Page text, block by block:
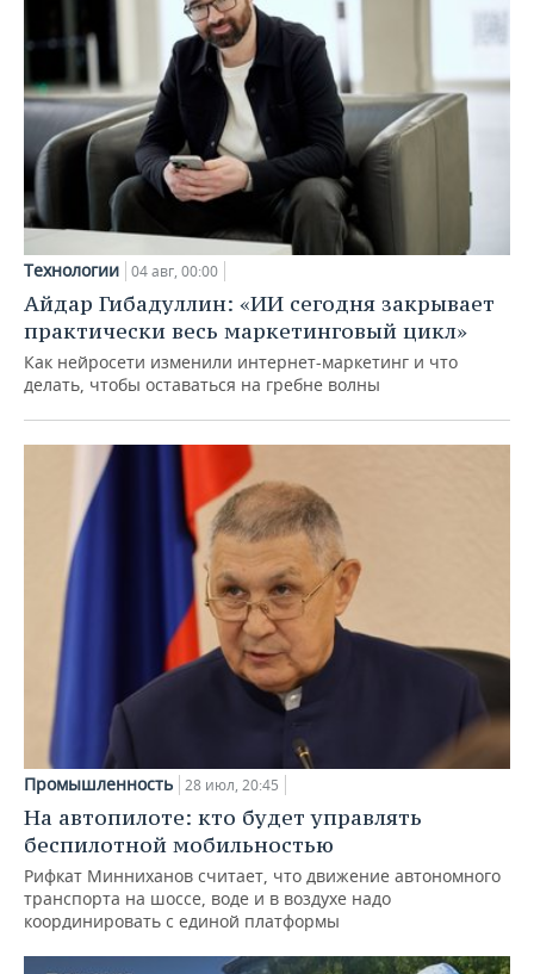
Технологии 04 авг, 00:00
Айдар Гибадуллин: «ИИ сегодня закрывает
практически весь маркетинговый цикл»
Как нейросети изменили интернет-маркетинг и что
делать, чтобы оставаться на гребне волны
Промышленность 28 июл, 20:45
На автопилоте: кто будет управлять
беспилотной мобильностью
Рифкат Минниханов считает, что движение автономного
транспорта на шоссе, воде и в воздухе надо
координировать с единой платформы